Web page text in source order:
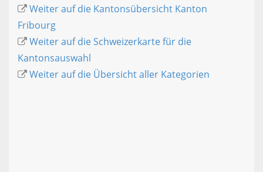
Weiter auf die Kantonsübersicht Kanton
Fribourg
Weiter auf die Schweizerkarte für die
Kantonsauswahl
Weiter auf die Übersicht aller Kategorien